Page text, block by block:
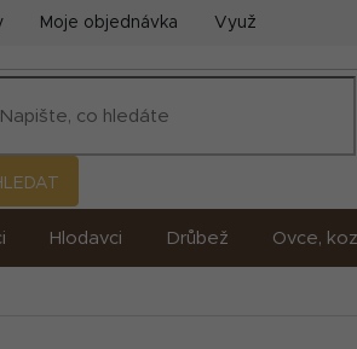
Moje objednávka Využití umělé
Hlodavci Drůbež Ovce,